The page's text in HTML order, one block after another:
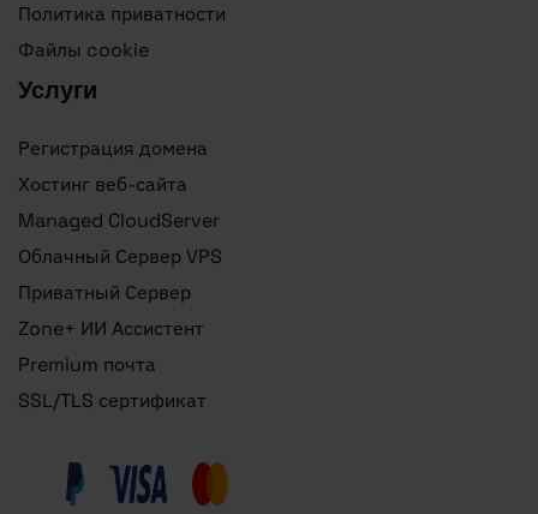
Политика приватности
Файлы cookie
Услуги
Регистрация домена
Хостинг веб-сайта
Managed CloudServer
Облачный Сервер VPS
Приватный Сервер
Zone+ ИИ Ассистент
Premium почта
SSL/TLS сертификат